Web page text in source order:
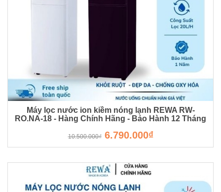
Máy lọc nước ion kiềm nóng lạnh REWA RW-
RO.NA-18 - Hàng Chính Hãng - Bảo Hành 12 Tháng
10.500.000₫ 6.790.000₫